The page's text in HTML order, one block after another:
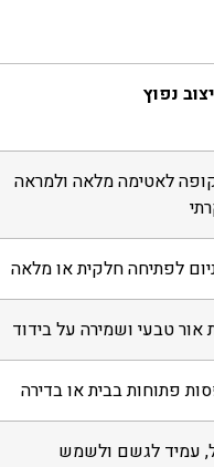
נפוץ
לאטימה מלאה ולמראה
לפתיחה חלקית או מלאה
טבעי ושמירה על בידוד
פתוחות בבית או בדירה
עמיד לגשם ולשמש